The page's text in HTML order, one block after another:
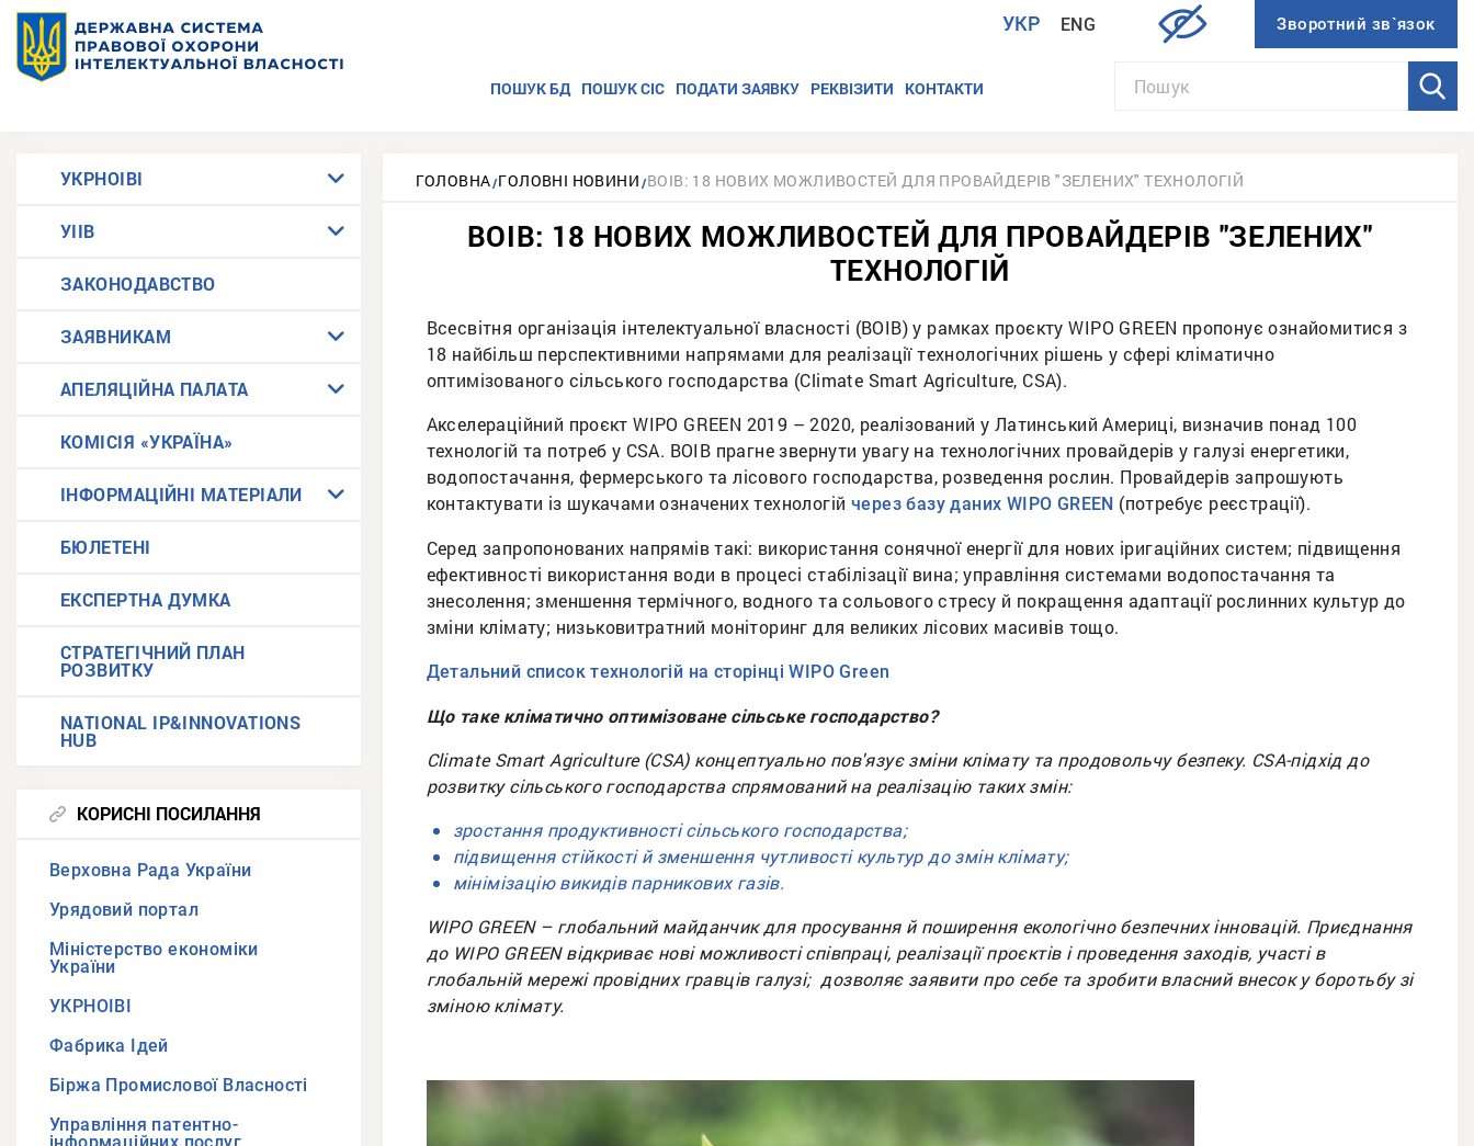
УКР ENG
ПОШУК БД ПОШУК СІС ПОДАТИ ЗАЯВКУ РЕКВІЗИТИ КОНТАКТИ
УКРНОІВІ
УІІВ
ЗАКОНОДАВСТВО
ЗАЯВНИКАМ
АПЕЛЯЦІЙНА ПАЛАТА
КОМІСІЯ «УКРАЇНА»
ІНФОРМАЦІЙНІ МАТЕРІАЛИ
БЮЛЕТЕНІ
ЕКСПЕРТНА ДУМКА
СТРАТЕГІЧНИЙ ПЛАН
РОЗВИТКУ
NATIONAL IP&INNOVATIONS
HUB
КОРИСНІ ПОСИЛАННЯ
Верховна Рада України
Урядовий портал
Міністерство економіки
України
УКРНОІВІ
Фабрика Ідей
Біржа Промислової Власності
Управління патентно-
ГОЛОВНА ГОЛОВНІ НОВИНИ ВОІВ: 18 НОВИХ МОЖЛИВОСТЕЙ ДЛЯ ПРОВАЙДЕРІВ "ЗЕЛЕНИХ" ТЕХНОЛОГІЙ
ВОІВ: 18 НОВИХ МОЖЛИВОСТЕЙ ДЛЯ ПРОВАЙДЕРІВ "ЗЕЛЕНИХ"
ТЕХНОЛОГІЙ
Всесвітня організація інтелектуальної власності (ВОІВ) у рамках проєкту WIPO GREEN пропонує ознайомитися з
18 найбільш перспективними напрямами для реалізації технологічних рішень у сфері кліматично
оптимізованого сільського господарства (Climate Smart Agriculture, CSA).
Акселераційний проєкт WIPO GREEN 2019 – 2020, реалізований у Латинський Америці, визначив понад 100
технологій та потреб у CSA. ВОІВ прагне звернути увагу на технологічних провайдерів у галузі енергетики,
водопостачання, фермерського та лісового господарства, розведення рослин. Провайдерів запрошують
контактувати із шукачами означених технологій через базу даних WIPO GREEN (потребує реєстрації).
Серед запропонованих напрямів такі: використання сонячної енергії для нових іригаційних систем; підвищення
ефективності використання води в процесі стабілізації вина; управління системами водопостачання та
знесолення; зменшення термічного, водного та сольового стресу й покращення адаптації рослинних культур до
зміни клімату; низьковитратний моніторинг для великих лісових масивів тощо.
Детальний список технологій на сторінці WIPO Green
Що таке кліматично оптимізоване сільське господарство?
Climate Smart Agriculture (CSA) концептуально пов'язує зміни клімату та продовольчу безпеку. CSA-підхід до
розвитку сільського господарства спрямований на реалізацію таких змін:
зростання продуктивності сільського господарства;
підвищення стійкості й зменшення чутливості культур до змін клімату;
мінімізацію викидів парникових газів.
WIPO GREEN – глобальний майданчик для просування й поширення екологічно безпечних інновацій. Приєднання
до WIPO GREEN відкриває нові можливості співпраці, реалізації проєктів і проведення заходів, участі в
глобальній мережі провідних гравців галузі; дозволяє заявити про себе та зробити власний внесок у боротьбу зі
зміною клімату.